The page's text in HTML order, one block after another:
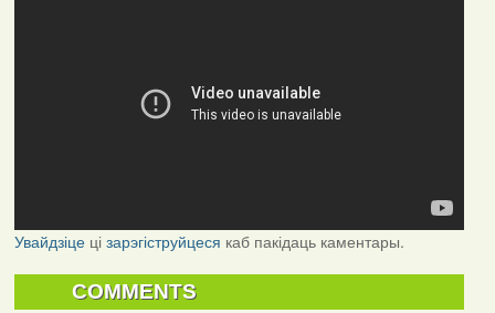
Увайдзіцеці зарэгіструйцеся каб пакідаць каментары.
COMMENTS